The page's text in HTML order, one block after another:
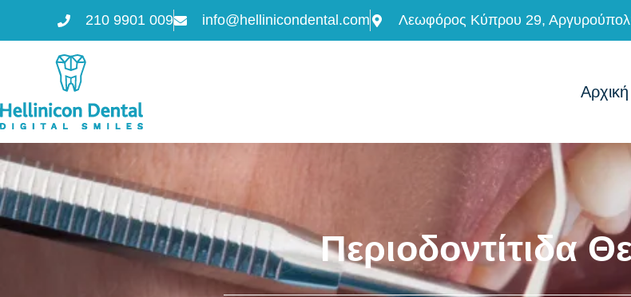
210 9901 009 info@hellinicondental.com Λεωφόρος Κύπρου 29,
Αρχική
Περιοδοντίτιδα